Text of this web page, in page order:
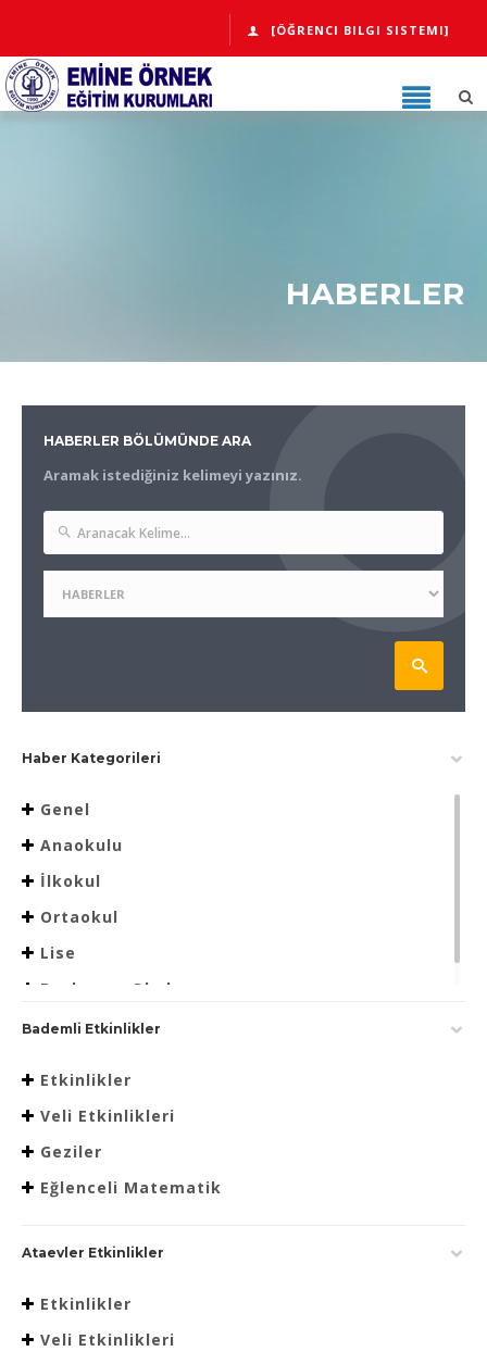
[ÖĞRENCI BILGI SISTEMI]
HABERLER
HABERLER BÖLÜMÜNDE ARA
Aramak istediğiniz kelimeyi yazınız.
Haber Kategorileri
Genel
Anaokulu
İlkokul
Ortaokul
Lise
Beslenme Okulu
Bademli Etkinlikler
Etkinlikler
Veli Etkinlikleri
Geziler
Eğlenceli Matematik
Ataevler Etkinlikler
Etkinlikler
Veli Etkinlikleri